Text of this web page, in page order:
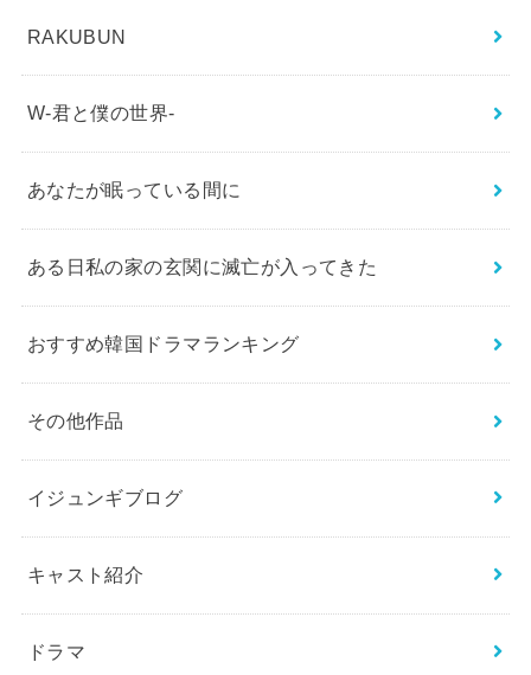
RAKUBUN
W-君と僕の世界-
あなたが眠っている間に
ある日私の家の玄関に滅亡が入ってきた
おすすめ韓国ドラマランキング
その他作品
イジュンギブログ
キャスト紹介
ドラマ